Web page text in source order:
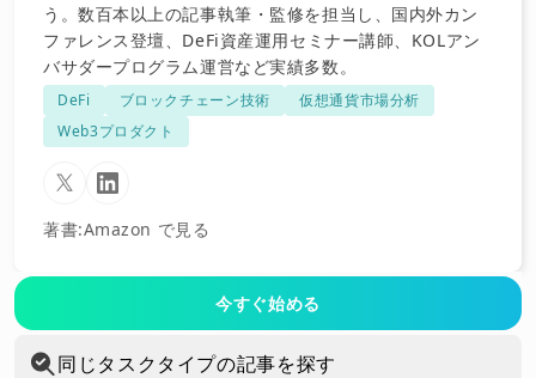
う。数百本以上の記事執筆・監修を担当し、国内外カン
ファレンス登壇、DeFi資産運用セミナー講師、KOLアン
バサダープログラム運営など実績多数。
DeFi ブロックチェーン技術
仮想通貨市場分析
Web3プロダクト
著書:Amazon で見る
今すぐ始める
同じタスクタイプの記事を探す